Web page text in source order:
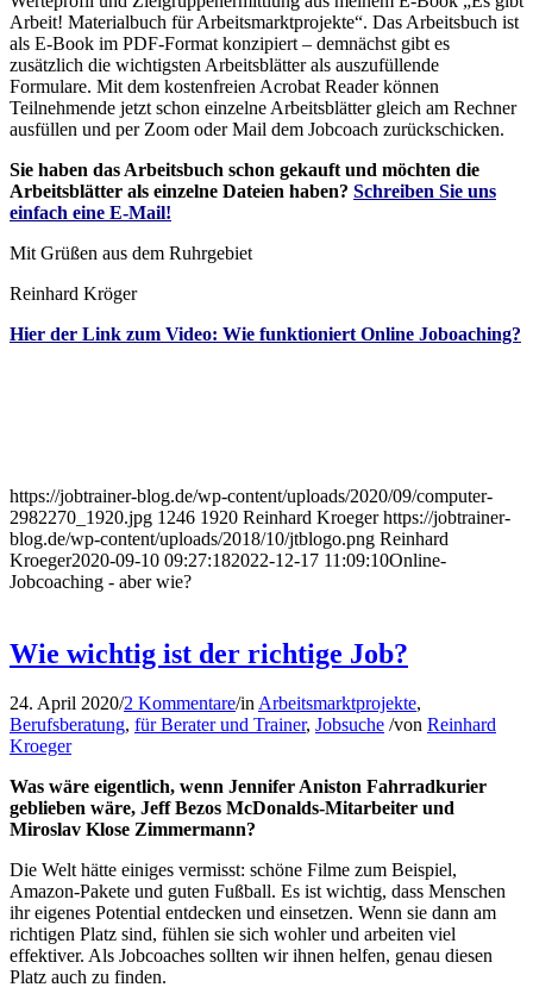
Arbeit! Materialbuch für Arbeitsmarktprojekte“. Das Arbeitsbuch ist
als E-Book im PDF-Format konzipiert – demnächst gibt es
zusätzlich die wichtigsten Arbeitsblätter als auszufüllende
Formulare. Mit dem kostenfreien Acrobat Reader können
Teilnehmende jetzt schon einzelne Arbeitsblätter gleich am Rechner
ausfüllen und per Zoom oder Mail dem Jobcoach zurückschicken.
Sie haben das Arbeitsbuch schon gekauft und möchten die
Arbeitsblätter als einzelne Dateien haben? Schreiben Sie uns
einfach eine E-Mail!
Mit Grüßen aus dem Ruhrgebiet
Reinhard Kröger
Hier der Link zum Video: Wie funktioniert Online Joboaching?
https://jobtrainer-blog.de/wp-content/uploads/2020/09/computer-
2982270_1920.jpg 1246 1920 Reinhard Kroeger https://jobtrainer-
blog.de/wp-content/uploads/2018/10/jtblogo.png Reinhard
Kroeger2020-09-10 09:27:182022-12-17 11:09:10Online-
Jobcoaching - aber wie?
Wie wichtig ist der richtige Job?
24. April 2020/2 Kommentare/inArbeitsmarktprojekte,
Berufsberatung, für Berater und Trainer, Jobsuche /von Reinhard
Kroeger
Was wäre eigentlich, wenn Jennifer Aniston Fahrradkurier
geblieben wäre, Jeff Bezos McDonalds-Mitarbeiter und
Miroslav Klose Zimmermann?
Die Welt hätte einiges vermisst: schöne Filme zum Beispiel,
Amazon-Pakete und guten Fußball. Es ist wichtig, dass Menschen
ihr eigenes Potential entdecken und einsetzen. Wenn sie dann am
richtigen Platz sind, fühlen sie sich wohler und arbeiten viel
effektiver. Als Jobcoaches sollten wir ihnen helfen, genau diesen
Platz auch zu finden.